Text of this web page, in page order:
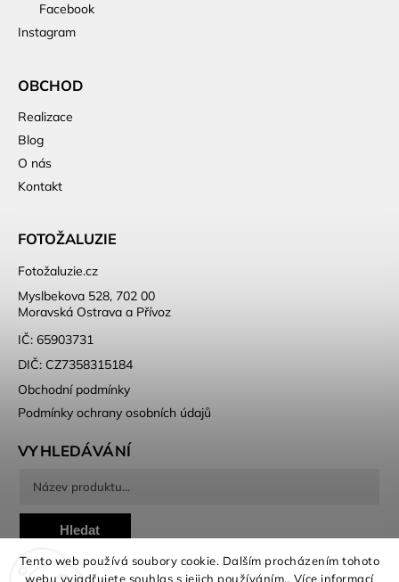
Tento web používá soubory cookie. Dalším procházením tohoto
webu vyjadřujete souhlas s jejich používáním.. Více informací
Facebook
Instagram
OBCHOD
Realizace
Blog
O nás
Kontakt
FOTOŽALUZIE
Fotožaluzie.cz
Myslbekova 528, 702 00
Moravská Ostrava a Přívoz
IČ: 65903731
DIČ: CZ7358315184
Obchodní podmínky
Podmínky ochrany osobních údajů
VYHLEDÁVÁNÍ
Hledat